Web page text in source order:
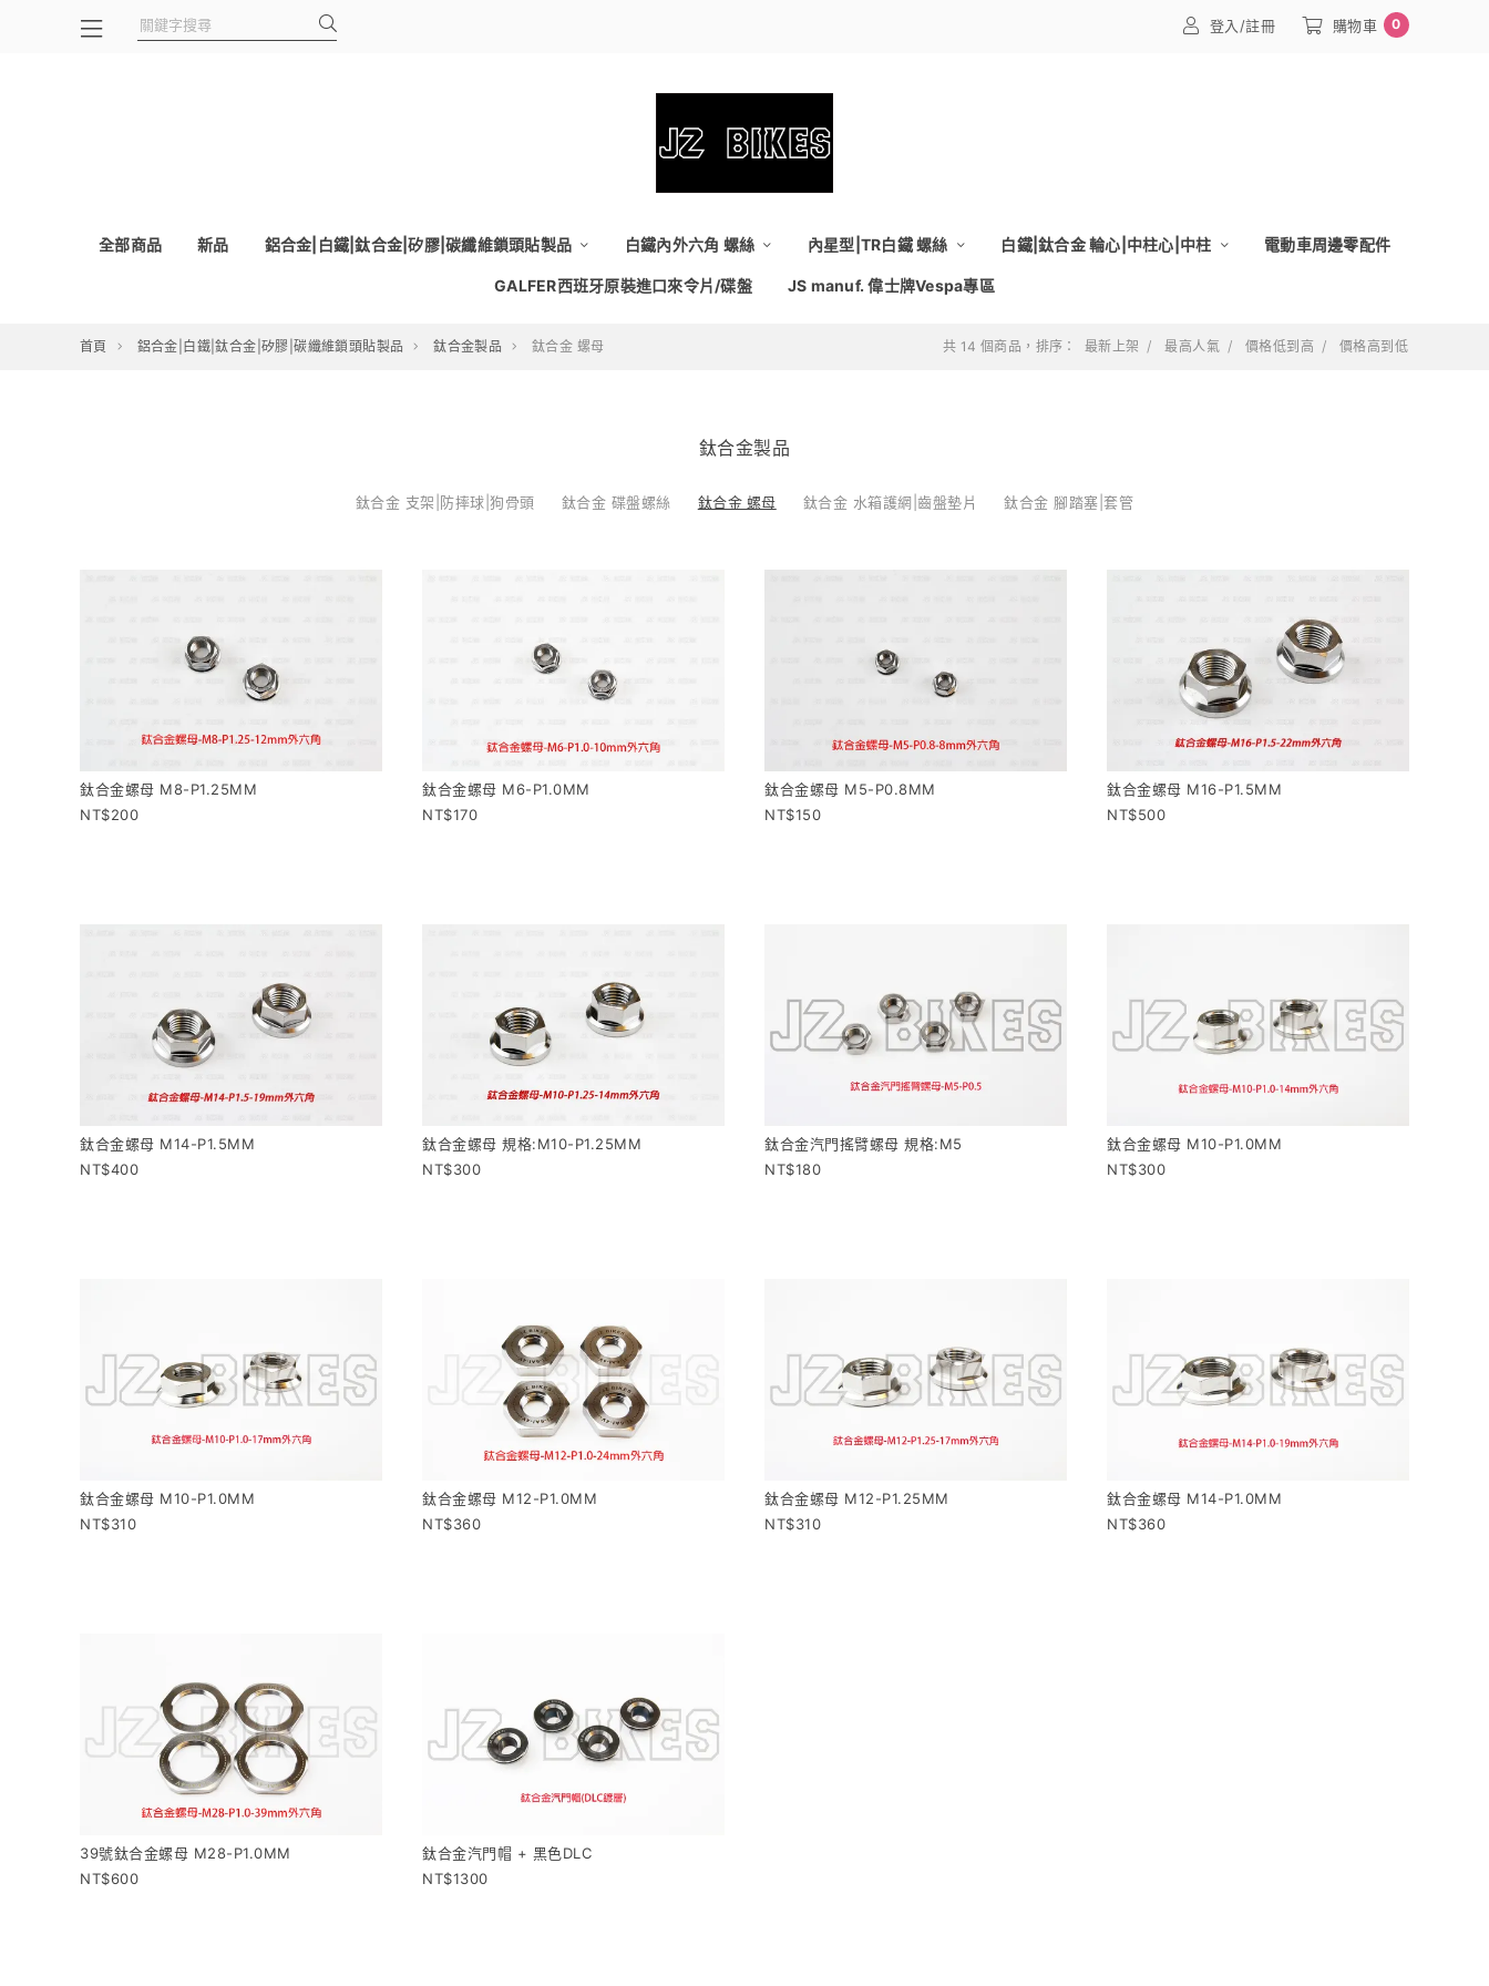
登入/註冊 購物車 0
全部商品 新品 鋁合金|白鐵|鈦合金|矽膠|碳纖維鎖頭貼製品 白鐵內外六角 螺絲 內星型|TR白鐵 螺絲 白鐵|鈦合金 輪心|中柱心|中柱 電動車周邊零配件
GALFER西班牙原裝進口來令片/碟盤 JS manuf. 偉士牌Vespa專區
首頁 鋁合金|白鐵|鈦合金|矽膠|碳纖維鎖頭貼製品 鈦合金製品 鈦合金 螺母 共 14 個商品，排序： 最新上架 最高人氣 價格低到高 價格高到低
鈦合金製品
鈦合金 支架|防摔球|狗骨頭 鈦合金 碟盤螺絲 鈦合金 螺母 鈦合金 水箱護網|齒盤墊片 鈦合金 腳踏塞|套管
鈦合金螺母 M8-P1.25MM
200
鈦合金螺母 M6-P1.0MM
170
鈦合金螺母 M5-P0.8MM
150
鈦合金螺母 M16-P1.5MM
500
鈦合金螺母 M14-P1.5MM
400
鈦合金螺母 規格:M10-P1.25MM
300
鈦合金汽門搖臂螺母 規格:M5
180
鈦合金螺母 M10-P1.0MM
300
鈦合金螺母 M10-P1.0MM
310
鈦合金螺母 M12-P1.0MM
360
鈦合金螺母 M12-P1.25MM
310
鈦合金螺母 M14-P1.0MM
360
39號鈦合金螺母 M28-P1.0MM
600
鈦合金汽門帽 + 黑色DLC
1300